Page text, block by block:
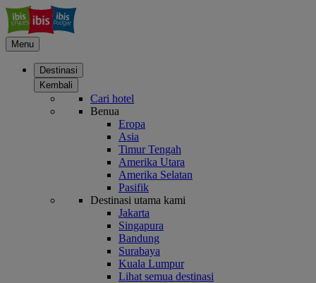
Menu
Destinasi
Kembali
Cari hotel
Benua
Eropa
Asia
Timur Tengah
Amerika Utara
Amerika Selatan
Pasifik
Destinasi utama kami
Jakarta
Singapura
Bandung
Surabaya
Kuala Lumpur
Lihat semua destinasi